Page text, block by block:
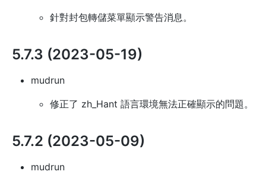
針對封包轉儲菜單顯示警告消息。
5.7.3 (2023-05-19)
mudrun
修正了 zh_Hant 語言環境無法正確顯示的問題。
5.7.2 (2023-05-09)
mudrun